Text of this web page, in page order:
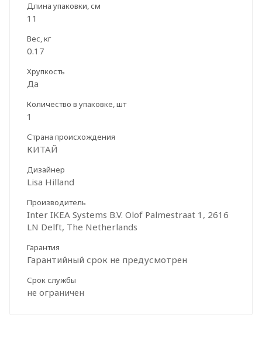
Длина упаковки, см
11
Вес, кг
0.17
Хрупкость
Да
Количество в упаковке, шт
1
Страна происхождения
КИТАЙ
Дизайнер
Lisa Hilland
Производитель
Inter IKEA Systems B.V. Olof Palmestraat 1, 2616
LN Delft, The Netherlands
Гарантия
Гарантийный срок не предусмотрен
Срок службы
не ограничен